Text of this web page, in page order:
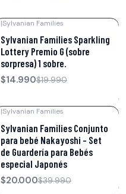
|Sylvanian Families
Sylvanian Families Sparkling
Lottery Premio G (sobre
sorpresa) 1 sobre.
$14.990$19.990
|Sylvanian Families
Sylvanian Families Conjunto
para bebé Nakayoshi - Set
de Guardería para Bebés
especial Japonés
$20.000$39.990